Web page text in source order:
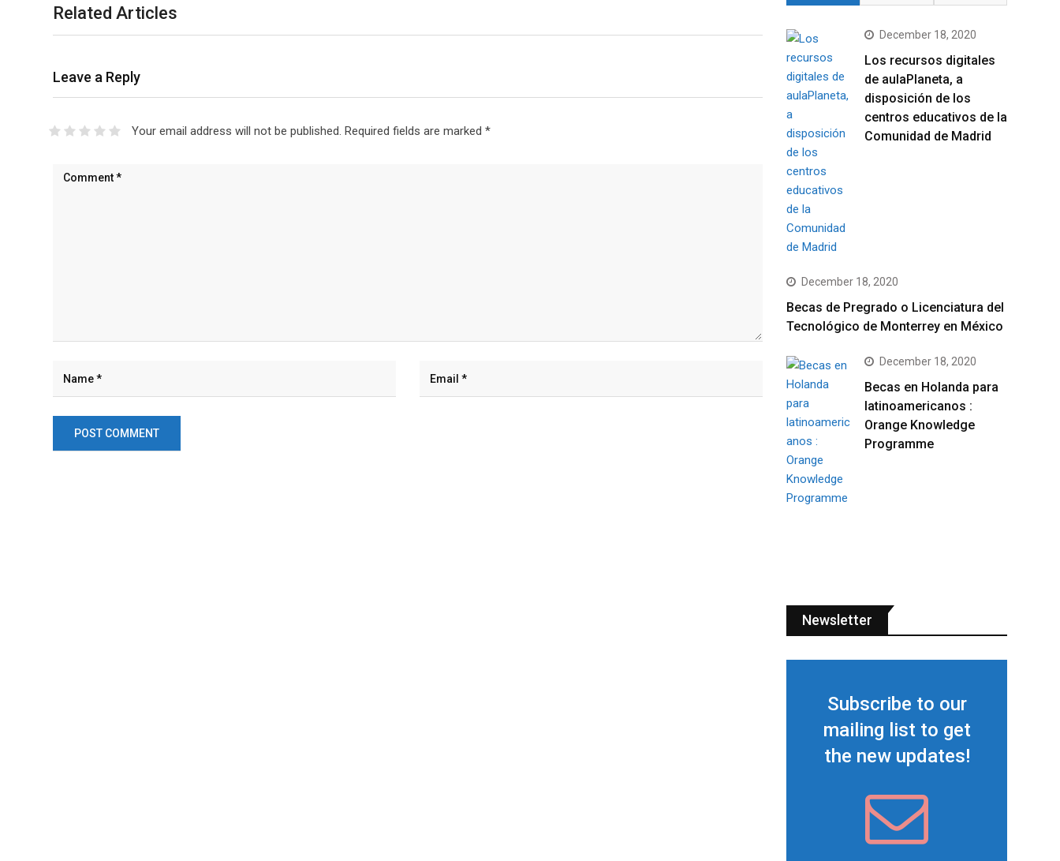
Related Articles
Leave a Reply
Your email address will not be published. Required fields are marked *
December 18, 2020
Los recursos digitales
de aulaPlaneta, a
disposición de los
centros educativos de la
Comunidad de Madrid
December 18, 2020
Becas de Pregrado o Licenciatura del
Tecnológico de Monterrey en México
December 18, 2020
Becas en Holanda para
latinoamericanos :
Orange Knowledge
Programme
Newsletter
Subscribe to our
mailing list to get
the new updates!